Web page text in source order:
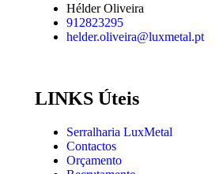
Hélder Oliveira
912823295
helder.oliveira@luxmetal.pt
LINKS Úteis
Serralharia LuxMetal
Contactos
Orçamento